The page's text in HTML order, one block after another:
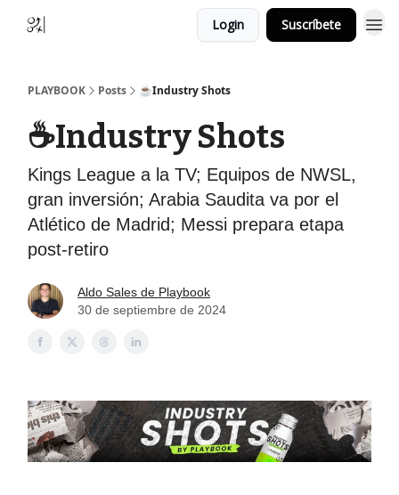
Login Suscríbete
PLAYBOOK Posts ☕️Industry Shots
☕️Industry Shots
Kings League a la TV; Equipos de NWSL,
gran inversión; Arabia Saudita va por el
Atlético de Madrid; Messi prepara etapa
post-retiro
Aldo Sales de Playbook
30 de septiembre de 2024